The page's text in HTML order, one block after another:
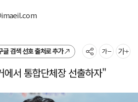
글 검색 선호 출처로 추가
서 통합단체장 선출하자"